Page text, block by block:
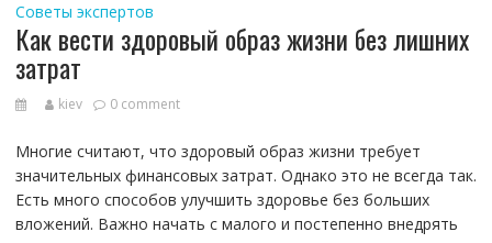
Советы экспертов
Как вести здоровый образ жизни без лишних
затрат
kiev 0 comment
Многие считают, что здоровый образ жизни требует
значительных финансовых затрат. Однако это не всегда так.
Есть много способов улучшить здоровье без больших
вложений. Важно начать с малого и постепенно внедрять